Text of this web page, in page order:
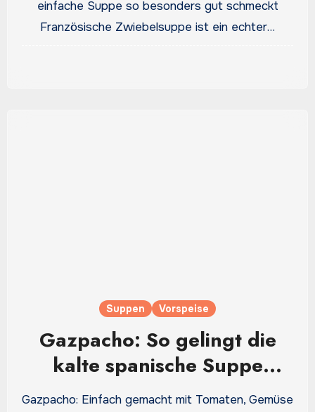
einfache Suppe so besonders gut schmeckt
Französische Zwiebelsuppe ist ein echter…
Suppen Vorspeise
Gazpacho: So gelingt die
kalte spanische Suppe
besonders lecker
Gazpacho: Einfach gemacht mit Tomaten, Gemüse